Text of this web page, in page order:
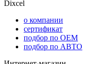
Dixcel
o компании
сертификат
подбор по OEM
подбор по АВТО